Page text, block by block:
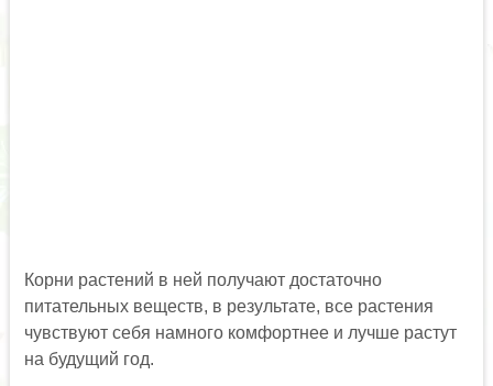
Корни растений в ней получают достаточно
питательных веществ, в результате, все растения
чувствуют себя намного комфортнее и лучше растут
на будущий год.